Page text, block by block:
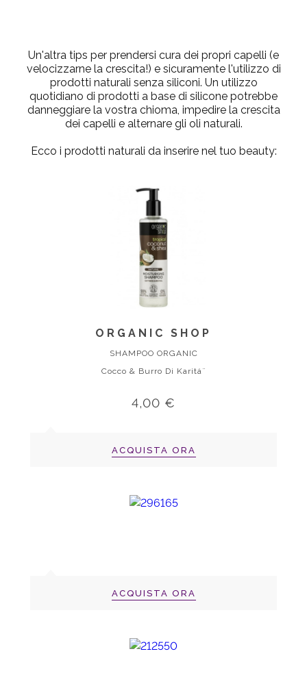
Un'altra tips per prendersi cura dei propri capelli (e
velocizzarne la crescita!) e sicuramente l'utilizzo di
prodotti naturali senza siliconi. Un utilizzo
quotidiano di prodotti a base di silicone potrebbe
danneggiare la vostra chioma, impedire la crescita
dei capelli e alternare gli oli naturali.
Ecco i prodotti naturali da inserire nel tuo beauty:
ORGANIC SHOP
SHAMPOO ORGANIC
Cocco & Burro Di Karitá¨
4,00 €
ACQUISTA ORA
ACQUISTA ORA